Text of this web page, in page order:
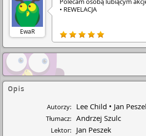
EwaR
• REWELACJA
Opis
Autorzy: Lee Child Jan
Tłumacz: Andrzej Szulc
Lektor: Jan Peszek